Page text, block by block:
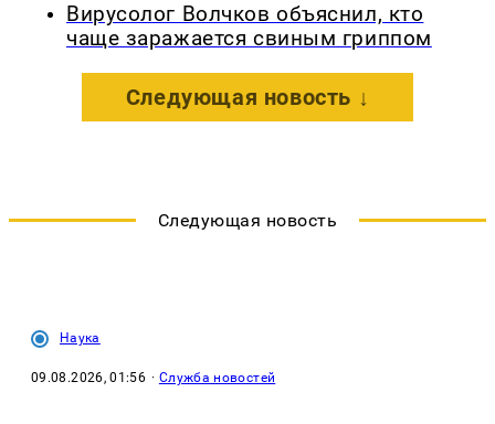
Вирусолог Волчков объяснил, кто
чаще заражается свиным гриппом
Следующая новость ↓
Следующая новость
Наука
09.08.2026, 01:56 · Служба новостей